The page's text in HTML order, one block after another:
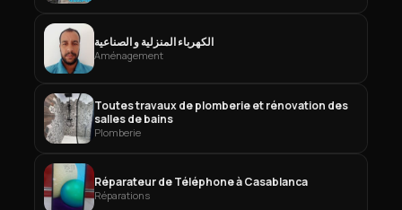
الكهرباء المنزلية و الصناعية
Aménagement
Toutes travaux de plomberie et rénovation des
salles de bains
Plomberie
Réparateur de Téléphone à Casablanca
Réparations